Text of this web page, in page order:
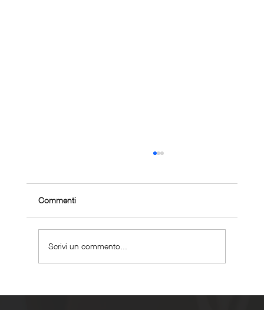
Commenti
Scrivi un commento...